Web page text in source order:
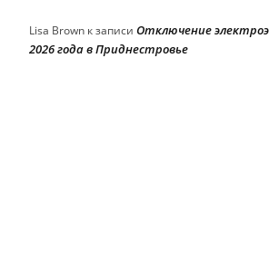
Lisa Brown к записи Отключение
2026 года в Приднестровье